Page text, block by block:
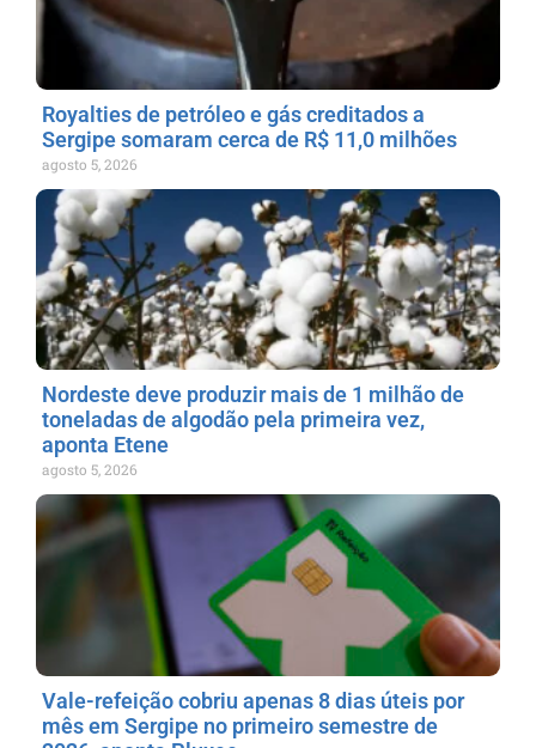
Royalties de petróleo e gás creditados a
Sergipe somaram cerca de R$ 11,0 milhões
agosto 5, 2026
Nordeste deve produzir mais de 1 milhão de
toneladas de algodão pela primeira vez,
aponta Etene
agosto 5, 2026
Vale-refeição cobriu apenas 8 dias úteis por
mês em Sergipe no primeiro semestre de